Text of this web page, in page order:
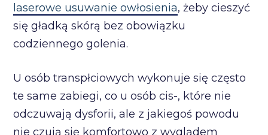
laserowe usuwanie owłosienia, żeby cieszyć
się gładką skórą bez obowiązku
codziennego golenia.
U osób transpłciowych wykonuje się często
te same zabiegi, co u osób cis-, które nie
odczuwają dysforii, ale z jakiegoś powodu
nie czują się komfortowo z wyglądem